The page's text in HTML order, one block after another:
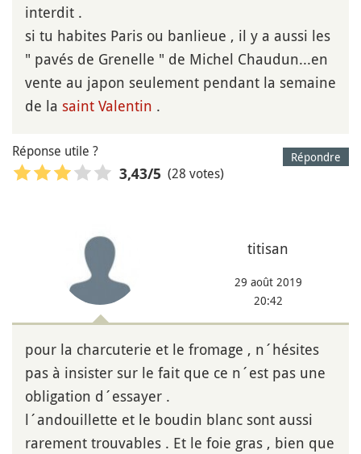
interdit .
si tu habites Paris ou banlieue , il y a aussi les
" pavés de Grenelle " de Michel Chaudun...en
vente au japon seulement pendant la semaine
de la saint Valentin .
Répondre
Réponse utile ?
3,43/5 (28 votes)
titisan
29 août 2019
20:42
pour la charcuterie et le fromage , n´hésites
pas à insister sur le fait que ce n´est pas une
obligation d´essayer .
l´andouillette et le boudin blanc sont aussi
rarement trouvables . Et le foie gras , bien que